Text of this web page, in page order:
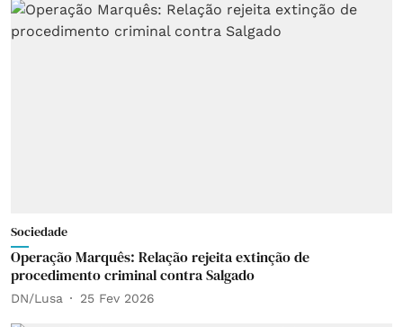
Sociedade
Operação Marquês: Relação rejeita extinção de
procedimento criminal contra Salgado
DN/Lusa 25 Fev 2026